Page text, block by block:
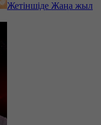
Жетіншіде Жаңа жыл